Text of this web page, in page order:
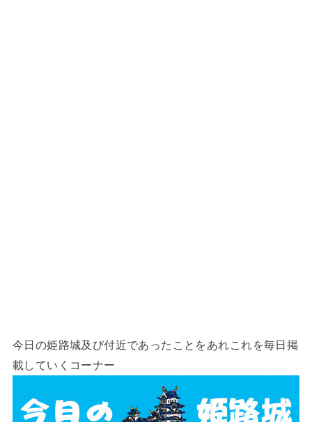
今日の姫路城及び付近であったことをあれこれを毎日掲
載していくコーナー